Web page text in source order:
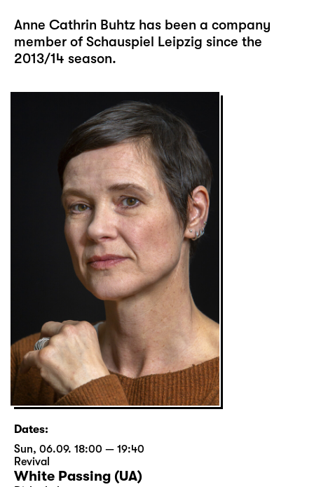
Anne Cathrin Buhtz has been a company
member of Schauspiel Leipzig since the
2013/14 season.
Dates:
Sun, 06.09. 18:00 — 19:40
Revival
White Passing (UA)